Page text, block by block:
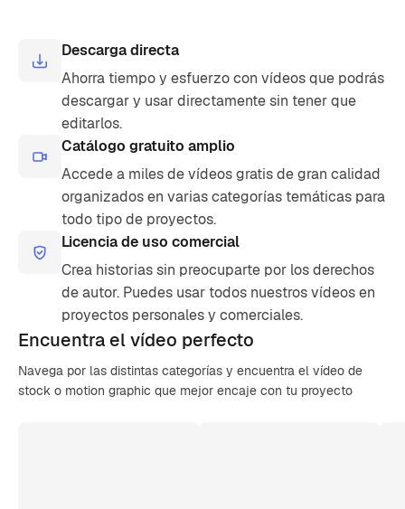
Descarga directa
Ahorra tiempo y esfuerzo con vídeos que podrás
descargar y usar directamente sin tener que
editarlos.
Catálogo gratuito amplio
Accede a miles de vídeos gratis de gran calidad
organizados en varias categorías temáticas para
todo tipo de proyectos.
Licencia de uso comercial
Crea historias sin preocuparte por los derechos
de autor. Puedes usar todos nuestros vídeos en
proyectos personales y comerciales.
Encuentra elvídeo perfecto
Navega por las distintas categorías y encuentra el vídeo de
stock o motion graphic que mejor encaje con tu proyecto